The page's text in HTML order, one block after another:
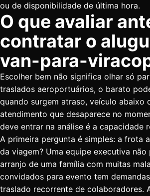
ou de disponibilidade de última hora.
O que avaliar
contratar o
van-para-
Escolher bem não significa olhar só
traslados aeroportuários, o barato
quando surgem atraso, veículo abaixo
atendimento que desaparece no
deve entrar na análise é a capacidade
A primeira pergunta é simples: a frota
da viagem? Uma equipe executiva não
arranjo de uma família com muitas
convidados para evento tem
traslado recorrente de colaboradores.